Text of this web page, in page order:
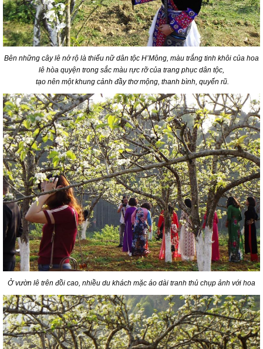
Bên những cây lê nở rộ là thiếu nữ dân tộc H’Mông, màu trắng tinh khôi của hoa
lê hòa quyện trong sắc màu rực rỡ của trang phục dân tộc,
tạo nên một khung cảnh đầy thơ mộng, thanh bình, quyến rũ.
Ở vườn lê trên đồi cao, nhiều du khách mặc áo dài tranh thủ chụp ảnh với hoa